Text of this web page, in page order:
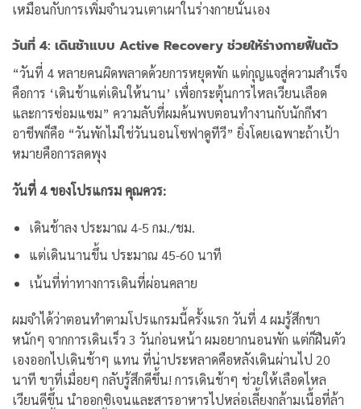
เหมือนกับการเพิ่มจำนวนเตาเผาในร่างกายนั่นเอง
วันที่ 4: เดินช้าแบบ Active Recovery ช่วยให้ร่างกายฟื้นตัว
“วันที่ 4 หลายคนผิดพลาดด้วยการหยุดพัก แต่กุญแจสู่ความสำเร็จ
คือการ ‘เดินช้าแต่เดินให้นาน’ เพื่อกระตุ้นการไหลเวียนเลือด
และการซ่อมแซม” ความลับที่ผมค้นพบตอนทำงานกับนักกีฬา
อาชีพก็คือ “วันพักไม่ใช่วันนอนโซฟาดูทีวี” ยิ่งโดยเฉพาะถ้าเป้า
หมายคือการลดพุง
วันที่ 4 ของโปรแกรม คุณควร:
เดินช้าลง ประมาณ 4-5 กม./ชม.
แต่เดินนานขึ้น ประมาณ 45-60 นาที
เน้นที่ท่าทางการเดินที่ผ่อนคลาย
ผมจำได้ว่าตอนทำตามโปรแกรมนี้ครั้งแรก วันที่ 4 ผมรู้สึกขา
หนักๆ จากการเดินเร็ว 3 วันก่อนหน้า ผมอยากนอนพัก แต่ก็ฝืนตัว
เองออกไปเดินช้าๆ แทน ที่น่าประหลาดคือหลังเดินผ่านไป 20
นาที ขาที่เมื่อยๆ กลับรู้สึกดีขึ้น! การเดินช้าๆ ช่วยให้เลือดไหล
เวียนดีขึ้น นำออกซิเจนและสารอาหารไปหล่อเลี้ยงกล้ามเนื้อที่ล้า